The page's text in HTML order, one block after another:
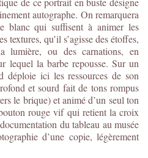
autographe. On remarquera
blanc qui suffisent à animer les
textures, qu’il s’agisse des étoffes,
lumière, ou des carnations, en
lequel la barbe repousse. Sur un
déploie ici les ressources de son
et sourd fait de tons rompus
le brique) et animé d’un seul ton
rouge vif qui retient la croix
du tableau au musée
d’une copie, légèrement